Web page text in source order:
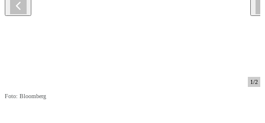
1/2
Foto: Bloomberg